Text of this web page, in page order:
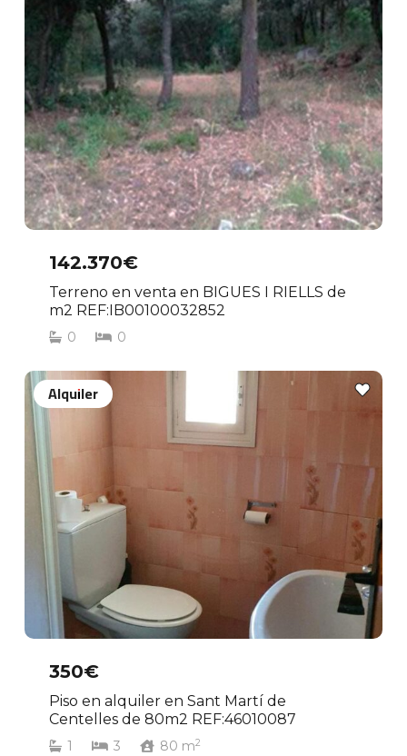
142.370€
Terreno en venta en BIGUES I RIELLS de
m2 REF:IB00100032852
0 0
350€
Piso en alquiler en Sant Martí de
Centelles de 80m2 REF:46010087
1 3 80 m2
Alquiler